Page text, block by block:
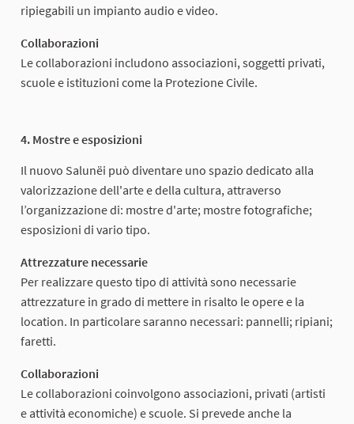
ripiegabili un impianto audio e video.
Collaborazioni
Le collaborazioni includono associazioni, soggetti privati,
scuole e istituzioni come la Protezione Civile.
4. Mostre e esposizioni
Il nuovo Salunëi può diventare uno spazio dedicato alla
valorizzazione dell'arte e della cultura, attraverso
l’organizzazione di: mostre d'arte; mostre fotografiche;
esposizioni di vario tipo.
Attrezzature necessarie
Per realizzare questo tipo di attività sono necessarie
attrezzature in grado di mettere in risalto le opere e la
location. In particolare saranno necessari: pannelli; ripiani;
faretti.
Collaborazioni
Le collaborazioni coinvolgono associazioni, privati (artisti
e attività economiche) e scuole. Si prevede anche la